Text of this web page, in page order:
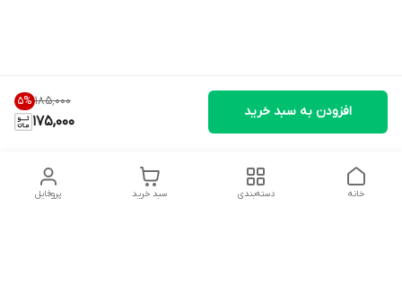
۱۸۵٬۰۰۰ 5%
175,000
افزودن به سبد خرید
پروفایل سبد خرید دسته‌بندی خانه